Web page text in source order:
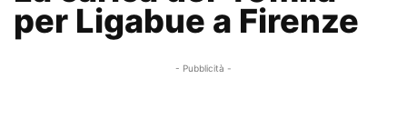
per Ligabue a Firenze
- Pubblicità -